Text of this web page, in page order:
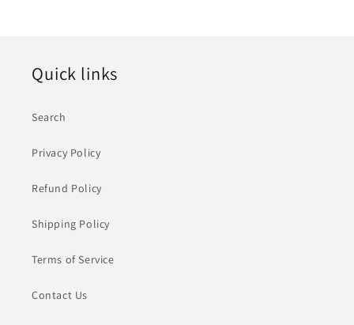
Quick links
Search
Privacy Policy
Refund Policy
Shipping Policy
Terms of Service
Contact Us